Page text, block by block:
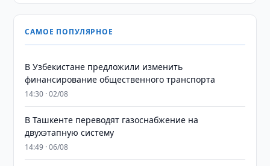
САМОЕ ПОПУЛЯРНОЕ
В Узбекистане предложили изменить
финансирование общественного транспорта
14:30 · 02/08
В Ташкенте переводят газоснабжение на
двухэтапную систему
14:49 · 06/08